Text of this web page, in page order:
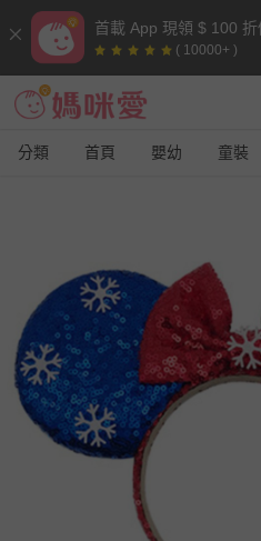
首載 App 現領 $ 100 折
( 10000+ )
分類 首頁 嬰幼 童裝